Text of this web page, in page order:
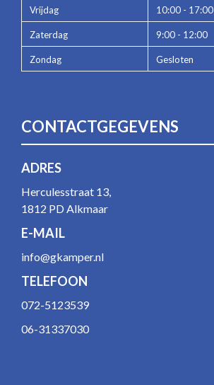
Vrijdag 10:00 - 17:00
Zaterdag 9:00 - 12:00
Zondag Gesloten
CONTACTGEGEVENS
ADRES
Herculesstraat 13,
1812 PD Alkmaar
E-MAIL
info@gkamper.nl
TELEFOON
072-5123539
06-31337030